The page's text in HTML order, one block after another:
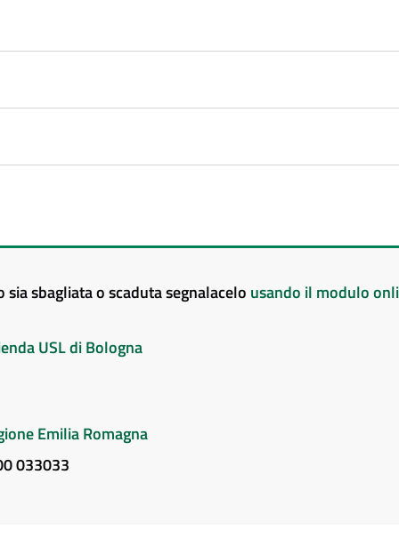
sbagliata o scaduta segnalacelo usando il modulo
USL di Bologna
Emilia Romagna
033033